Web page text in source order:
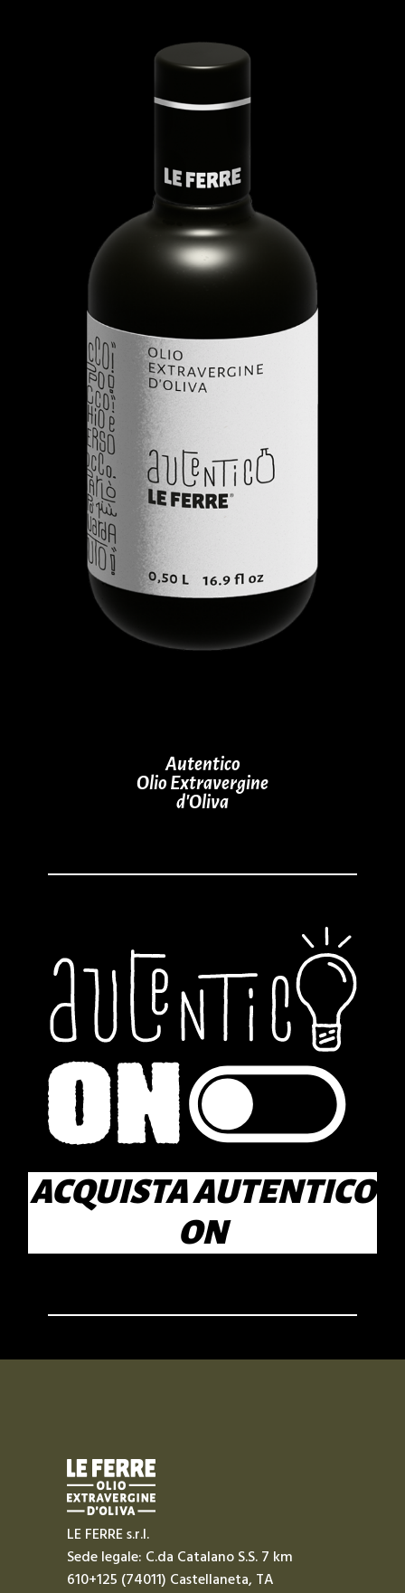
Autentico
Olio Extravergine
d’Oliva
ACQUISTA AUTENTICO
ON
LE FERRE s.r.l.
Sede legale: C.da Catalano S.S. 7 km
610+125 (74011) Castellaneta, TA